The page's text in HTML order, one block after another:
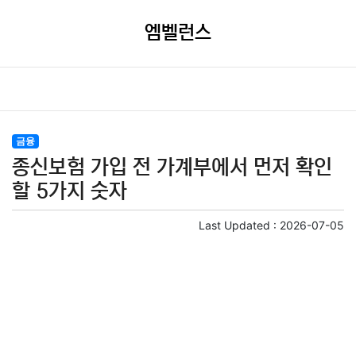
엠벨런스
금융
종신보험 가입 전 가계부에서 먼저 확인
할 5가지 숫자
Last Updated : 2026-07-05